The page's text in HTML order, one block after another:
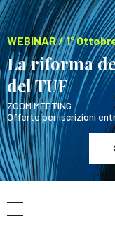
WEBINAR / 1°
La riforma
del TUF
ZOOM MEETING
Offerte per iscrizioni
La riforma del